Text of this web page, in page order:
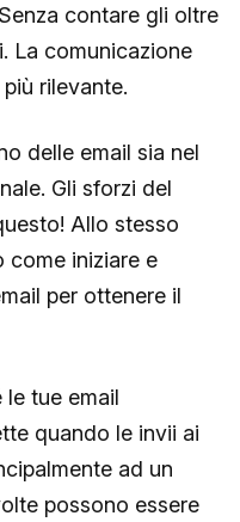
contare gli oltre
La comunicazione
rilevante.
delle email sia nel
Gli sforzi del
Allo stesso
come iniziare e
per ottenere il
le tue email
quando le invii ai
ad un
possono essere